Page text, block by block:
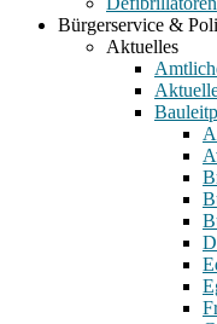
Bürgerservice &
Aktuelles